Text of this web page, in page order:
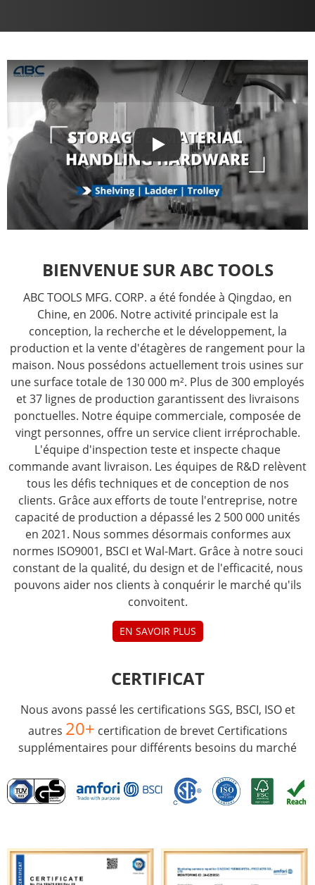
Play
Jouer
BIENVENUE SUR ABC TOOLS
ABC TOOLS MFG. CORP. a été fondée à Qingdao, en
Chine, en 2006. Notre activité principale est la
conception, la recherche et le développement, la
production et la vente d'étagères de rangement pour la
maison. Nous possédons actuellement trois usines sur
une surface totale de 130 000 m². Plus de 300 employés
et 37 lignes de production garantissent des livraisons
ponctuelles. Notre équipe commerciale, composée de
vingt personnes, offre un service client irréprochable.
L'équipe d'inspection teste et inspecte chaque
commande avant livraison. Les équipes de R&D relèvent
tous les défis techniques et de conception de nos
clients. Grâce aux efforts de toute l'entreprise, notre
capacité de production a dépassé les 2 500 000 unités
en 2021. Nous sommes désormais conformes aux
normes ISO9001, BSCI et Wal-Mart. Grâce à notre souci
constant de la qualité, du design et de l'efficacité, nous
pouvons aider nos clients à conquérir le marché qu'ils
convoitent.
EN SAVOIR PLUS
CERTIFICAT
Nous avons passé les certifications SGS, BSCI, ISO et
autres 20+ certification de brevet Certifications
supplémentaires pour différents besoins du marché